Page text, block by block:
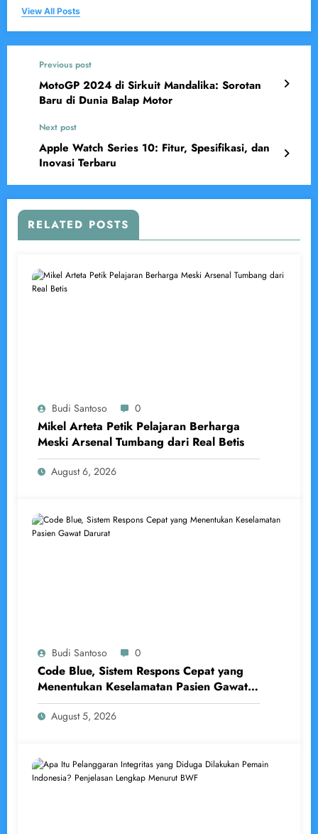
View All Posts
Previous post
MotoGP 2024 di Sirkuit Mandalika: Sorotan
Baru di Dunia Balap Motor
Next post
Apple Watch Series 10: Fitur, Spesifikasi, dan
Inovasi Terbaru
RELATED POSTS
Budi Santoso 0
Mikel Arteta Petik Pelajaran Berharga
Meski Arsenal Tumbang dari Real Betis
August 6, 2026
Budi Santoso 0
Code Blue, Sistem Respons Cepat yang
Menentukan Keselamatan Pasien Gawat
Darurat
August 5, 2026